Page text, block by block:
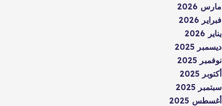
مارس 2026
فبراير 2026
يناير 2026
ديسمبر 2025
نوفمبر 2025
أكتوبر 2025
سبتمبر 2025
أغسطس 2025